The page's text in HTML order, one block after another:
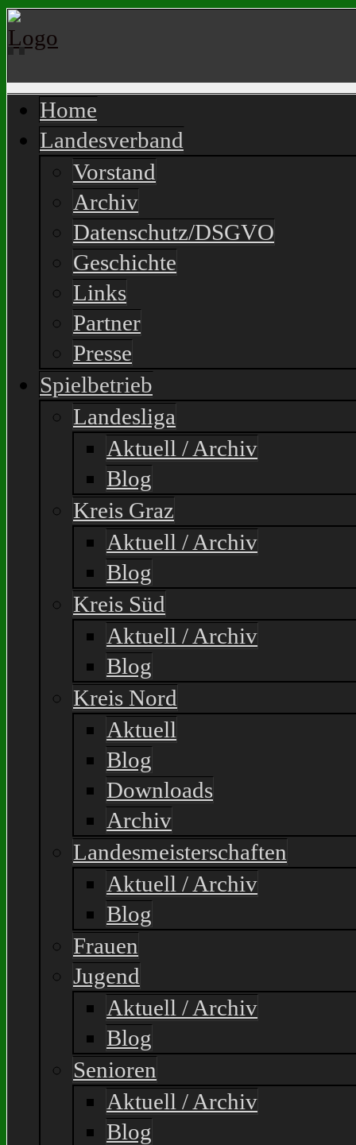
Home
Landesverband
Vorstand
Archiv
Datenschutz/DSGVO
Geschichte
Links
Partner
Presse
Spielbetrieb
Landesliga
Aktuell / Archiv
Blog
Kreis Graz
Aktuell / Archiv
Blog
Kreis Süd
Aktuell / Archiv
Blog
Kreis Nord
Aktuell
Blog
Downloads
Archiv
Landesmeisterschaften
Aktuell / Archiv
Blog
Frauen
Jugend
Aktuell / Archiv
Blog
Senioren
Aktuell / Archiv
Blog